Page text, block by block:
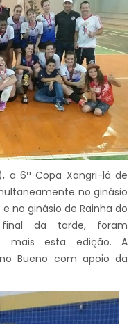
a 6ª Copa Xangri-lá de
no ginásio
no ginásio de Rainha do
da tarde, foram
mais esta edição. A
Bueno com apoio da